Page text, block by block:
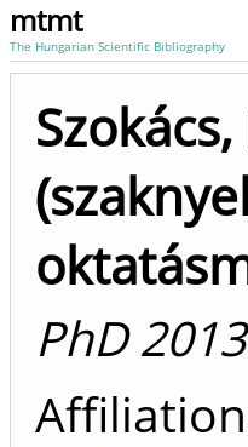
mtmt
The Hungarian Scientific Bibliography
PhD 2013